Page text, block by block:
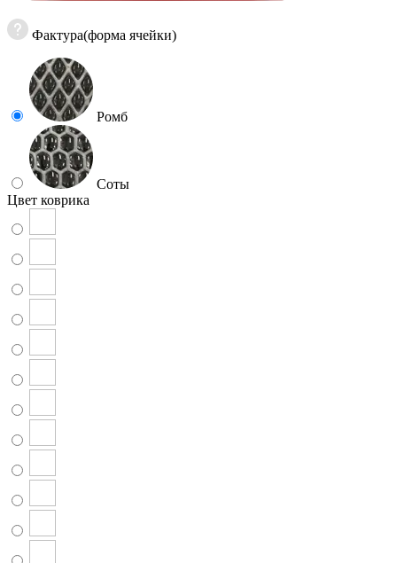
Фактура(форма ячейки)
Ромб
Соты
Цвет коврика